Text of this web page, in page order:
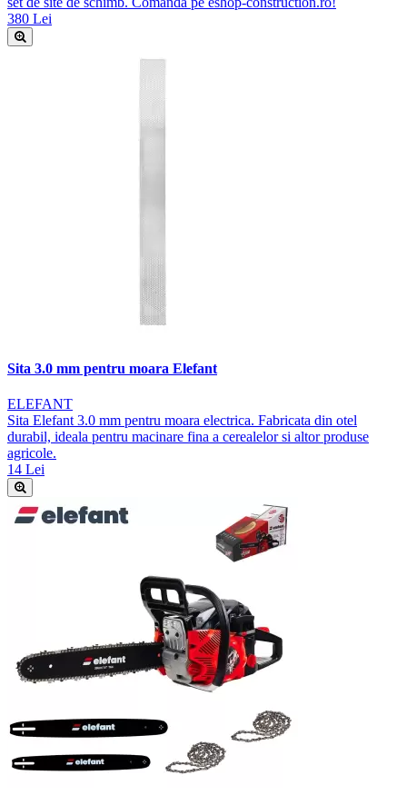
380 Lei
Sita 3.0 mm pentru moara Elefant
ELEFANT
Sita Elefant 3.0 mm pentru moara electrica. Fabricata din otel
durabil, ideala pentru macinare fina a cerealelor si altor produse
agricole.
14 Lei